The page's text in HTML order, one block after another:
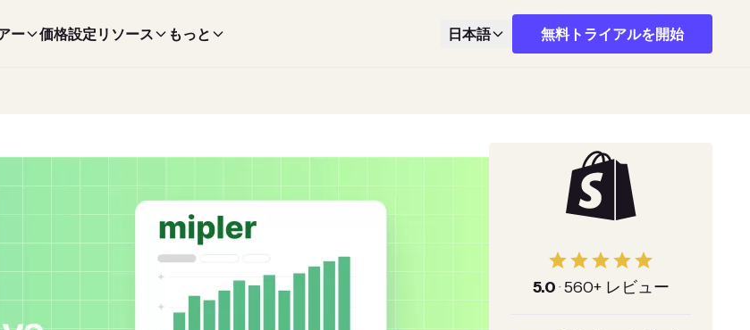
ー 価格設定 リソース もっと 日本語 無料トライアルを開始
5.0 · 560+ レビュー